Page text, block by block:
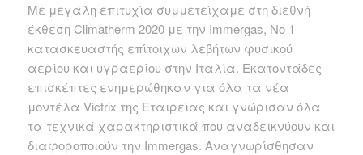
Με μεγάλη επιτυχία συμμετείχαμε στη διεθνή
έκθεση Climatherm 2020 με την Immergas, Νο 1
κατασκευαστής επίτοιχων λεβήτων φυσικού
αερίου και υγραερίου στην Ιταλία. Εκατοντάδες
επισκέπτες ενημερώθηκαν για όλα τα νέα
μοντέλα Victrix της Εταιρείας και γνώρισαν όλα
τα τεχνικά χαρακτηριστικά που αναδεικνύουν και
διαφοροποιούν την Immergas. Αναγνωρίσθησαν